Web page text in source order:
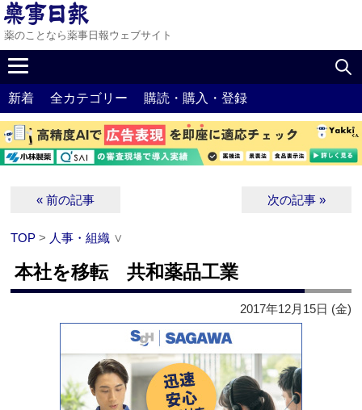
薬のことなら薬事日報ウェブサイト
新着 全カテゴリー 購読・購入・登録
« 前の記事 次の記事 »
TOP > 人事・組織 ∨
本社を移転 共和薬品工業
2017年12月15日 (金)